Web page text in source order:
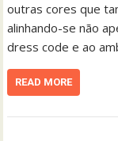
outras cores que
alinhando-se não
dress code e ao
READ MORE